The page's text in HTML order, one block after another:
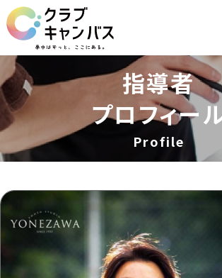
指導者
プロフィー
Profile